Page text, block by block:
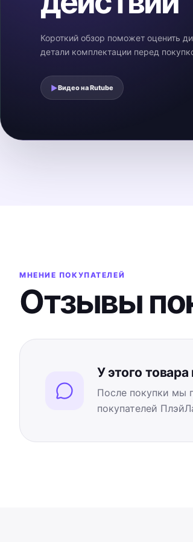
Короткий обзор поможет оценить
детали комплектации перед
▶Видео наRutube
МНЕНИЕ ПОКУПАТЕЛЕЙ
Отзывы
У этого
После покупки мы
покупателей